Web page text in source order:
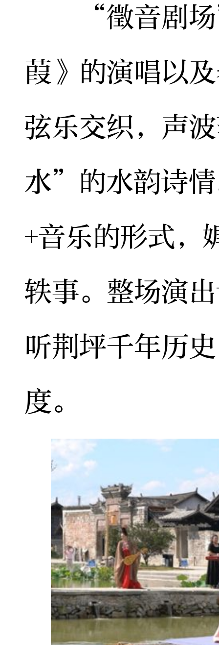
“徵音剧场
葭》的演唱以
弦乐交织，声
水”的水韵诗
+音乐的形式，
轶事。整场演
听荆坪千年历
度。